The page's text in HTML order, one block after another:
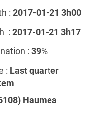
: 2017-01-21 3h00
: 2017-01-21 3h17
: 39%
: Last quarter
Haumea